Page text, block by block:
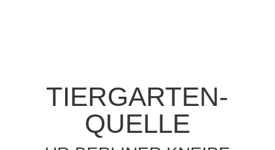
TIERGARTEN-
QUELLE